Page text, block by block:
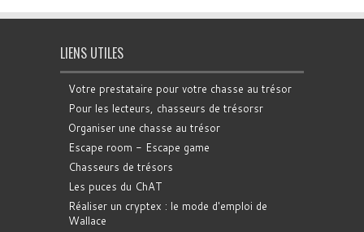
LIENS UTILES
Votre prestataire pour votre chasse au trésor
Pour les lecteurs, chasseurs de trésorsr
Organiser une chasse au trésor
Escape room - Escape game
Chasseurs de trésors
Les puces du ChAT
Réaliser un cryptex : le mode d'emploi de
Wallace